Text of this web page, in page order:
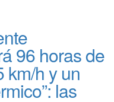
96 horas de
km/h y un
las